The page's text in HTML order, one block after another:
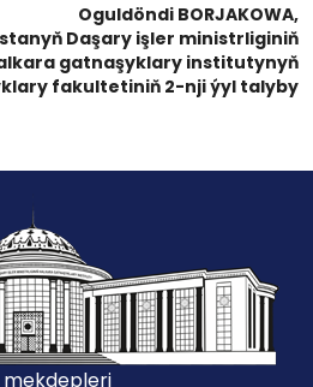
Oguldöndi BORJAKOWA,
Daşary işler ministrliginiň
gatnaşyklary institutynyň
fakultetiniň 2-nji ýyl talyby
mekdepleri